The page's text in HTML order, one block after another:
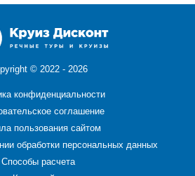
© 2022 - 2026
конфиденциальности
соглашение
пользования сайтом
обработки персональных данных
Способы расчета